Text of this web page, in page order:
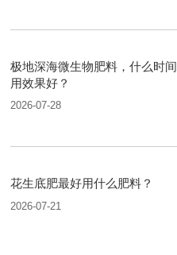
极地深海微生物肥料，什么时间
用效果好？
2026-07-28
花生底肥最好用什么肥料？
2026-07-21